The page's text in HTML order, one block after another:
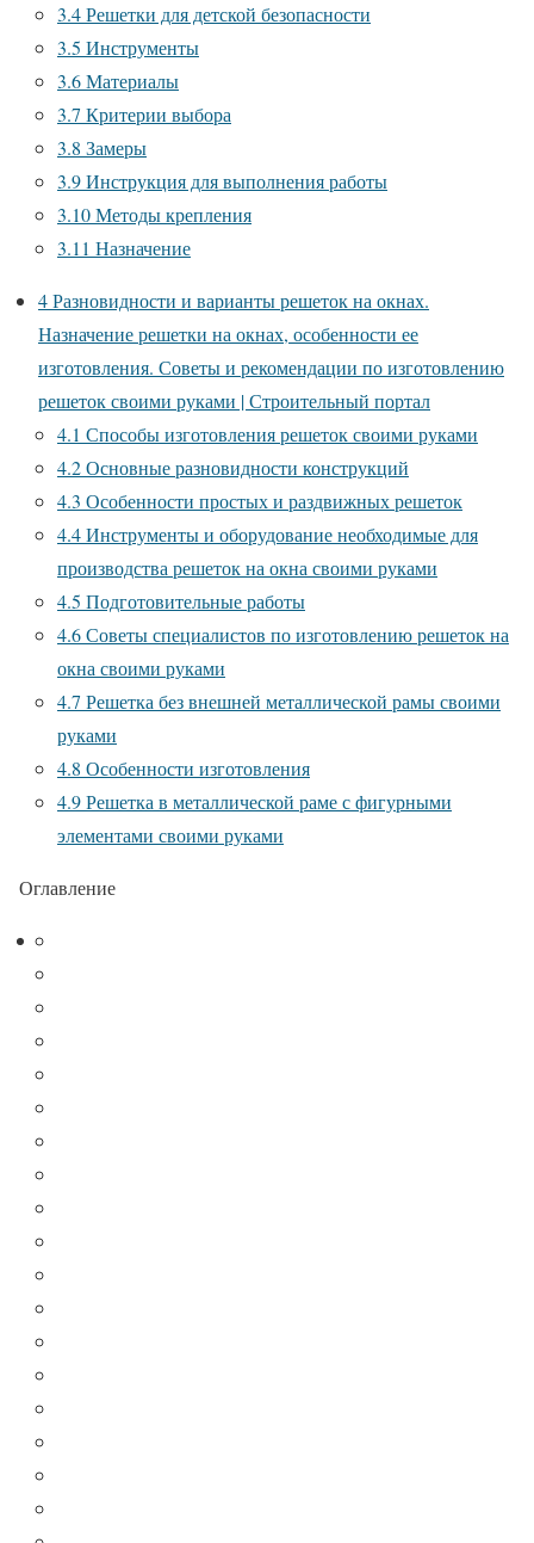
3.4Решетки для детской безопасности
3.5 Инструменты
3.6Материалы
3.7 Критерии выбора
3.8 Замеры
3.9Инструкция для выполнения работы
3.10Методы крепления
3.11 Назначение
4Разновидности и варианты решеток на окнах.
Назначение решетки на окнах, особенности ее
изготовления. Советы и рекомендации по изготовлению
решеток своими руками | Строительный портал
4.1 Способы изготовления решеток своими руками
4.2Основные разновидности конструкций
4.3 Особенности простых и раздвижных решеток
4.4Инструменты и оборудование необходимые для
производства решеток на окна своими руками
4.5 Подготовительные работы
4.6Советы специалистов по изготовлению решеток на
окна своими руками
4.7 Решетка без внешней металлической рамы своими
руками
4.8 Особенности изготовления
4.9Решетка в металлической раме с фигурными
элементами своими руками
Оглавление